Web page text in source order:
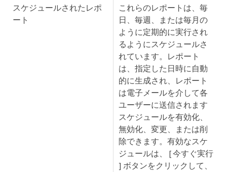
スケジュールされたレポ
ート
これらのレポートは、毎
日、毎週、または毎月の
ように定期的に実行され
るようにスケジュールさ
れています。レポート
は、指定した日時に自動
的に生成され、レポート
は電子メールを介して各
ユーザーに送信されます
スケジュールを有効化、
無効化、変更、または削
除できます。有効なスケ
ジュールは、 [ 今すぐ実行
] ボタンをクリックして、